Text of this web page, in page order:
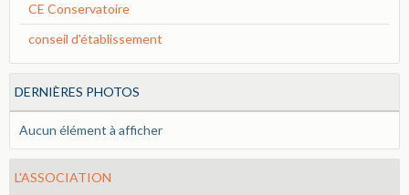
CE Conservatoire
conseil d'établissement
DERNIÈRES PHOTOS
Aucun élément à afficher
L'ASSOCIATION